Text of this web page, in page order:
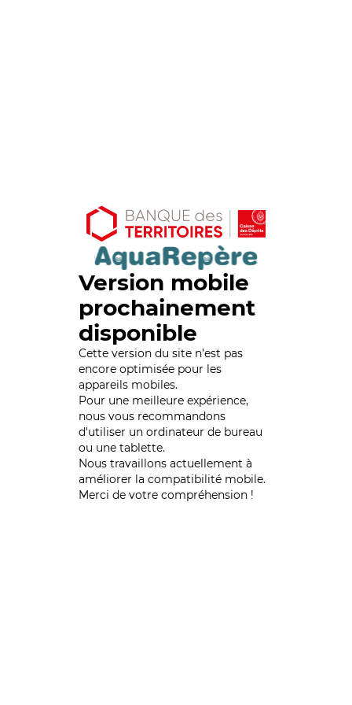
Version mobile
prochainement
disponible
Cette version du site n’est pas
encore optimisée pour les
appareils mobiles.
Pour une meilleure expérience,
nous vous recommandons
d'utiliser un ordinateur de bureau
ou une tablette.
Nous travaillons actuellement à
améliorer la compatibilité mobile.
Merci de votre compréhension !